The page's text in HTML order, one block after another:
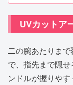
UVカットア
二の腕あたりま
で、指先まで隠
ンドルが握りや